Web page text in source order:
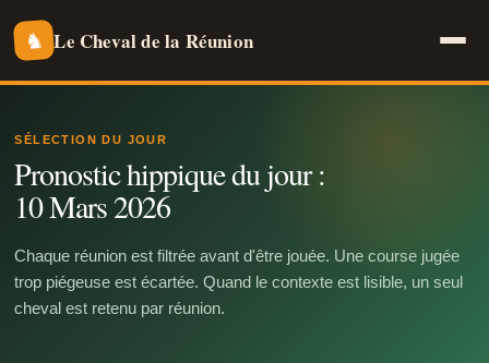
♞ Le Cheval de la Réunion
SÉLECTION DU JOUR
Pronostic hippique du jour :
10 Mars 2026
Chaque réunion est filtrée avant d'être jouée. Une course jugée
trop piégeuse est écartée. Quand le contexte est lisible, un seul
cheval est retenu par réunion.